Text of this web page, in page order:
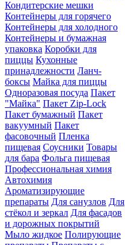
Кондитерские мешки
Контейнеры для горячего
Контейнеры для холодного
Контейнеры и бумажная
упаковка Коробки для
пиццы Кухонные
принадлежности Ланч-
боксы Майка для пиццы
Одноразовая посуда Пакет
"Майка" Пакет Zip-Lock
Пакет бумажный Пакет
вакуумный Пакет
фасовочный Пленка
пищевая Соусники Товары
для бара Фольга пищевая
Профессиональная химия
Автохимия
Ароматизирующие
препараты Для санузлов Для
стёкол и зеркал Для фасадов
и дорожных покрытий
Мыло жидкое Полирующие